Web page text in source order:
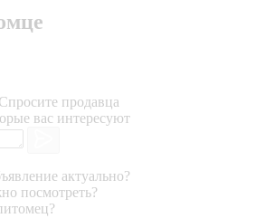
Спросите продавца
вас интересуют
актуально?
посмотреть?